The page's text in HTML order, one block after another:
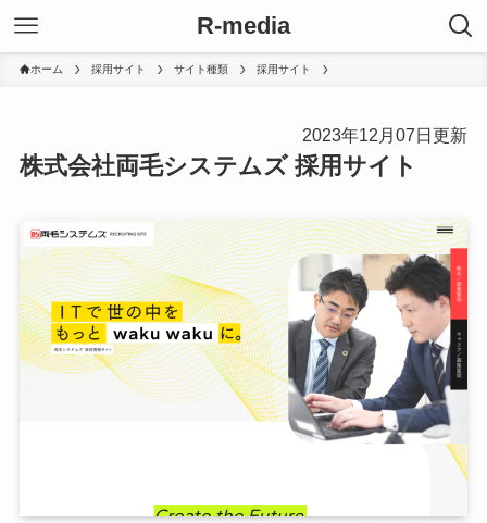
R-media
ホーム 採用サイト サイト種類 採用サイト
2023年12月07日更新
株式会社両毛システムズ 採用サイト